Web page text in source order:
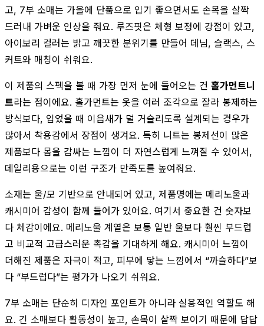
고, 7부 소매는 가을에 단품으로 입기 좋으면서도 손목을 살짝
드러내 가벼운 인상을 줘요. 루즈핏은 체형 보정에 강점이 있고,
아이보리 컬러는 밝고 깨끗한 분위기를 만들어 데님, 슬랙스, 스
커트와 매칭이 쉬워요.
이 제품의 스펙을 볼 때 가장 먼저 눈에 들어오는 건 홀가먼트니
트라는 점이에요. 홀가먼트는 옷을 여러 조각으로 잘라 봉제하는
방식보다, 입었을 때 이음새가 덜 거슬리도록 설계되는 경우가
많아서 착용감에서 장점이 생겨요. 특히 니트는 봉제선이 많은
제품보다 몸을 감싸는 느낌이 더 자연스럽게 느껴질 수 있어서,
데일리용으로는 이런 구조가 만족도를 높여줘요.
소재는 울/모 기반으로 안내되어 있고, 제품명에는 메리노울과
캐시미어 감성이 함께 들어가 있어요. 여기서 중요한 건 숫자보
다 체감이에요. 메리노울 계열은 보통 일반 울보다 훨씬 부드럽
고 비교적 고급스러운 촉감을 기대하게 해요. 캐시미어 느낌이
더해진 제품은 자극이 적고, 피부에 닿는 느낌에서 “까슬하다”보
다 “부드럽다”는 평가가 나오기 쉬워요.
7부 소매는 단순히 디자인 포인트가 아니라 실용적인 역할도 해
요. 긴 소매보다 활동성이 높고, 손목이 살짝 보이기 때문에 답답